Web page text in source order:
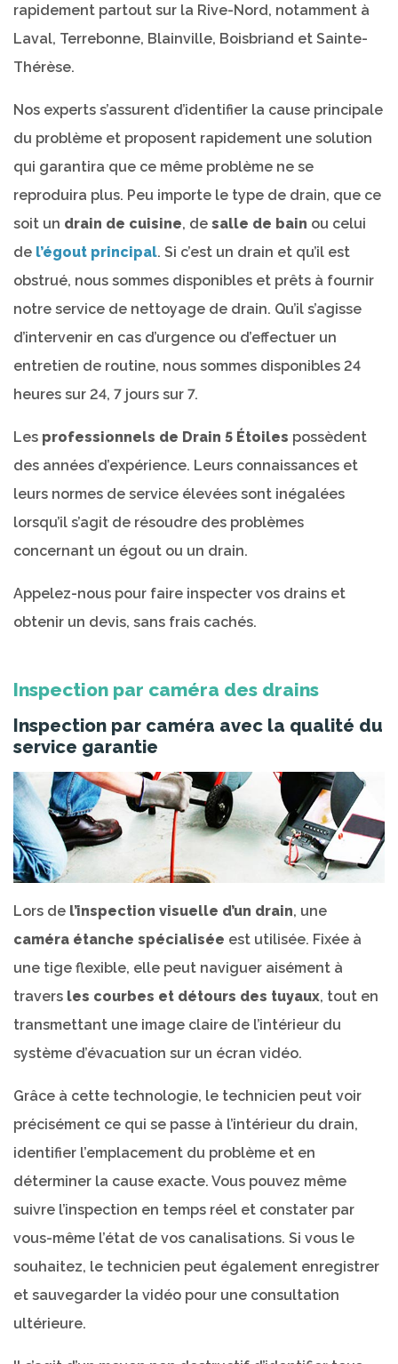
rapidement partout sur la Rive-Nord, notamment à
Laval, Terrebonne, Blainville, Boisbriand et Sainte-
Thérèse.
Nos experts s’assurent d’identifier la cause principale
du problème et proposent rapidement une solution
qui garantira que ce même problème ne se
reproduira plus. Peu importe le type de drain, que ce
soit un drain de cuisine, de salle de bain ou celui
de l’égout principal. Si c’est un drain et qu’il est
obstrué, nous sommes disponibles et prêts à fournir
notre service de nettoyage de drain. Qu’il s’agisse
d’intervenir en cas d’urgence ou d’effectuer un
entretien de routine, nous sommes disponibles 24
heures sur 24, 7 jours sur 7.
Les professionnels de Drain 5 Étoiles possèdent
des années d’expérience. Leurs connaissances et
leurs normes de service élevées sont inégalées
lorsqu’il s’agit de résoudre des problèmes
concernant un égout ou un drain.
Appelez-nous pour faire inspecter vos drains et
obtenir un devis, sans frais cachés.
Inspection par caméra des drains
Inspection par caméra avec la qualité du
service garantie
Lors de l’inspection visuelle d’un drain, une
caméra étanche spécialisée est utilisée. Fixée à
une tige flexible, elle peut naviguer aisément à
travers les courbes et détours des tuyaux, tout en
transmettant une image claire de l’intérieur du
système d’évacuation sur un écran vidéo.
Grâce à cette technologie, le technicien peut voir
précisément ce qui se passe à l’intérieur du drain,
identifier l’emplacement du problème et en
déterminer la cause exacte. Vous pouvez même
suivre l’inspection en temps réel et constater par
vous-même l’état de vos canalisations. Si vous le
souhaitez, le technicien peut également enregistrer
et sauvegarder la vidéo pour une consultation
ultérieure.